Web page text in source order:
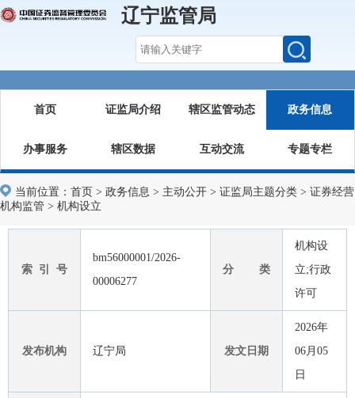
辽宁监管局
首页 证监局介绍 辖区监管动态 政务信息
办事服务 辖区数据 互动交流 专题专栏
当前位置： 首页 > 政务信息 > 主动公开 > 证监局主题分类 > 证券经营
机构监管 > 机构设立
索 引 号
bm56000001/2026-
00006277
分 类
机构设
立;行政
许可
发布机构 辽宁局 发文日期
2026年
06月05
日